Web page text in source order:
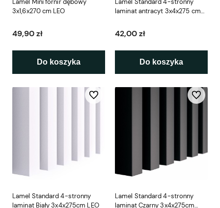
Lamel Mini fornir dębowy
3x1,6x270 cm LEO
49,90 zł
Do koszyka
Lamel Standard 4-stronny
laminat antracyt 3x4x275 cm
42,00 zł
Do koszyka
Lamel Standard 4-stronny
laminat Biały 3x4x275cm LEO
Do ulubionych
Lamel Standard 4-stronny
laminat Czarny 3x4x275cm
Do